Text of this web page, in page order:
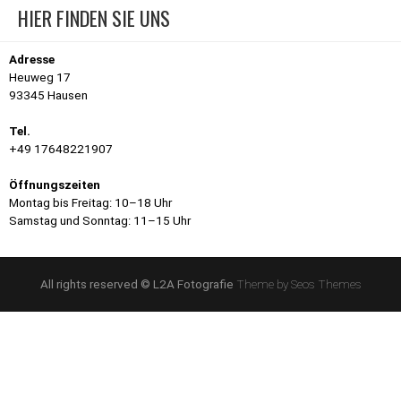
HIER FINDEN SIE UNS
Adresse
Heuweg 17
93345 Hausen
Tel.
+49 17648221907
Öffnungszeiten
Montag bis Freitag: 10–18 Uhr
Samstag und Sonntag: 11–15 Uhr
All rights reserved © L2A Fotografie Theme by Seos Themes